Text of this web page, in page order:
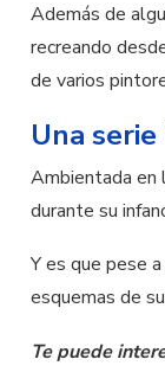
Además de
recreando
de varios
Una
Ambientada en
durante su
Y es que pese
esquemas de
Te puede